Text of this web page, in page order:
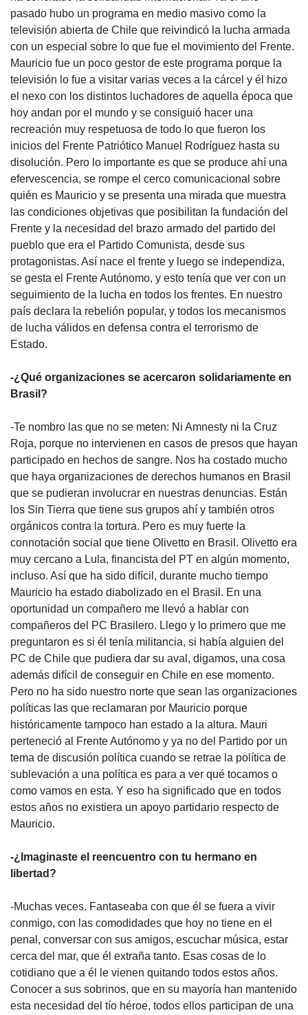
pasado hubo un programa en medio masivo como la
televisión abierta de Chile que reivindicó la lucha armada
con un especial sobre lo que fue el movimiento del Frente.
Mauricio fue un poco gestor de este programa porque la
televisión lo fue a visitar varias veces a la cárcel y él hizo
el nexo con los distintos luchadores de aquella época que
hoy andan por el mundo y se consiguió hacer una
recreación muy respetuosa de todo lo que fueron los
inicios del Frente Patriótico Manuel Rodríguez hasta su
disolución. Pero lo importante es que se produce ahí una
efervescencia, se rompe el cerco comunicacional sobre
quién es Mauricio y se presenta una mirada que muestra
las condiciones objetivas que posibilitan la fundación del
Frente y la necesidad del brazo armado del partido del
pueblo que era el Partido Comunista, desde sus
protagonistas. Así nace el frente y luego se independiza,
se gesta el Frente Autónomo, y esto tenía que ver con un
seguimiento de la lucha en todos los frentes. En nuestro
país declara la rebelión popular, y todos los mecanismos
de lucha válidos en defensa contra el terrorismo de
Estado.
-¿Qué organizaciones se acercaron solidariamente en
Brasil?
-Te nombro las que no se meten: Ni Amnesty ni la Cruz
Roja, porque no intervienen en casos de presos que hayan
participado en hechos de sangre. Nos ha costado mucho
que haya organizaciones de derechos humanos en Brasil
que se pudieran involucrar en nuestras denuncias. Están
los Sin Tierra que tiene sus grupos ahí y también otros
orgánicos contra la tortura. Pero es muy fuerte la
connotación social que tiene Olivetto en Brasil. Olivetto era
muy cercano a Lula, financista del PT en algún momento,
incluso. Así que ha sido difícil, durante mucho tiempo
Mauricio ha estado diabolizado en el Brasil. En una
oportunidad un compañero me llevó a hablar con
compañeros del PC Brasilero. Llego y lo primero que me
preguntaron es si él tenía militancia, si había alguien del
PC de Chile que pudiera dar su aval, digamos, una cosa
además difícil de conseguir en Chile en ese momento.
Pero no ha sido nuestro norte que sean las organizaciones
políticas las que reclamaran por Mauricio porque
históricamente tampoco han estado a la altura. Mauri
perteneció al Frente Autónomo y ya no del Partido por un
tema de discusión política cuando se retrae la política de
sublevación a una política es para a ver qué tocamos o
como vamos en esta. Y eso ha significado que en todos
estos años no existiera un apoyo partidario respecto de
Mauricio.
-¿Imaginaste el reencuentro con tu hermano en
libertad?
-Muchas veces. Fantaseaba con que él se fuera a vivir
conmigo, con las comodidades que hoy no tiene en el
penal, conversar con sus amigos, escuchar música, estar
cerca del mar, que él extraña tanto. Esas cosas de lo
cotidiano que a él le vienen quitando todos estos años.
Conocer a sus sobrinos, que en su mayoría han mantenido
esta necesidad del tío héroe, todos ellos participan de una